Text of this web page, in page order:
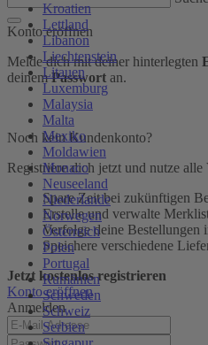
Kroatien
Lettland
Libanon
Liechtenstein
Litauen
Luxemburg
Malaysia
Malta
Mexiko
Moldawien
Monaco
Neuseeland
Niederlande
Norwegen
Österreich
Polen
Portugal
Rumänien
Schweden
Schweiz
Serbien
Konto eröffnen
Melde dich mit deiner hinterlegten
deinemPasswort an.
Noch kein Kundenkonto?
Registriere dich jetzt und nutze alle
Spare Zeit bei zukünftigen
Erstelle und verwalte
Verfolge deine Bestellungen
Speichere verschiedene
Jetzt kostenlos registrieren
Konto eröffnen
Anmelden